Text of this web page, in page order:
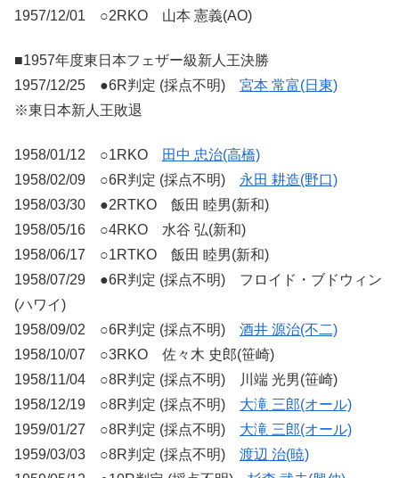
1957/12/01 ○2RKO 山本 憲義(AO)
■1957年度東日本フェザー級新人王決勝
1957/12/25 ●6R判定 (採点不明) 宮本 常富(日東)
※東日本新人王敗退
1958/01/12 ○1RKO
田中 忠治(高橋)
1958/02/09 ○6R判定 (採点不明) 永田 耕造(野口)
1958/03/30 ●2RTKO 飯田 睦男(新和)
1958/05/16 ○4RKO 水谷 弘(新和)
1958/06/17 ○1RTKO 飯田 睦男(新和)
1958/07/29 ●6R判定 (採点不明) フロイド・ブドウィン
(ハワイ)
1958/09/02 ○6R判定 (採点不明) 酒井 源治(不二)
1958/10/07 ○3RKO 佐々木 史郎(笹崎)
1958/11/04 ○8R判定 (採点不明) 川端 光男(笹崎)
1958/12/19 ○8R判定 (採点不明) 大滝 三郎(オール)
1959/01/27 ○8R判定 (採点不明) 大滝 三郎(オール)
1959/03/03 ○8R判定 (採点不明) 渡辺 治(暁)